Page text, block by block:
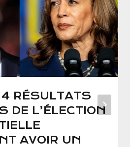
RÉSULTATS
DE L’ÉLECTION
AVOIR UN